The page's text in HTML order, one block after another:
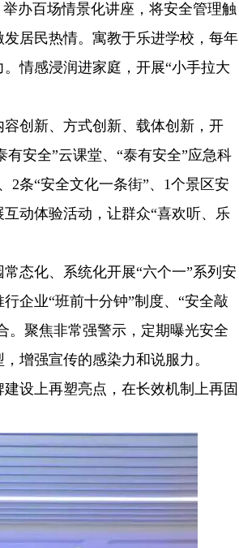
办百场情景化讲座，将安全管理触
居民热情。寓教于乐进学校，每年
情感浸润进家庭，开展“小手拉大
创新、方式创新、载体创新，开
安全”云课堂、“泰有安全”应急科
2条“安全文化一条街”、1个景区安
动体验活动，让群众“喜欢听、乐
态化、系统化开展“六个一”系列安
企业“班前十分钟”制度、“安全敲
。聚焦非常强警示，定期曝光安全
增强宣传的感染力和说服力。
设上再塑亮点，在长效机制上再固